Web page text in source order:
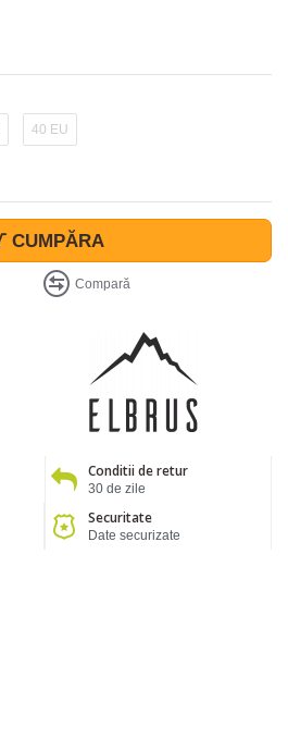
40 EU
CUMPĂRA
Compară
Conditii de retur
30 de zile
Securitate
Date securizate